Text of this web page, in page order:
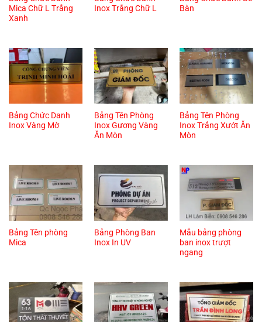
Mica Chữ L Trắng
Xanh
Inox Trắng Chữ L
Bàn
Bảng Chức Danh
Inox Vàng Mờ
Bảng Tên Phòng
Inox Gương Vàng
Ăn Mòn
Bảng Tên Phòng
Inox Trắng Xướt Ăn
Mòn
Bảng Tên phòng
Mica
Bảng Phòng Ban
Inox In UV
Mẫu bảng phòng
ban inox trượt
ngang